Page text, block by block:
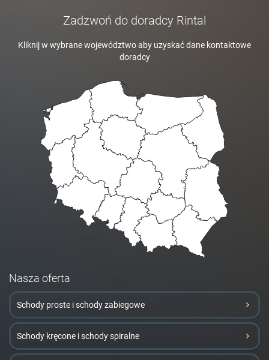
Zadzwoń do doradcy Rintal
Kliknij w wybrane województwo aby uzyskać dane kontaktowe
doradcy
Nasza oferta
Schody proste i schody zabiegowe
Schody kręcone i schody spiralne